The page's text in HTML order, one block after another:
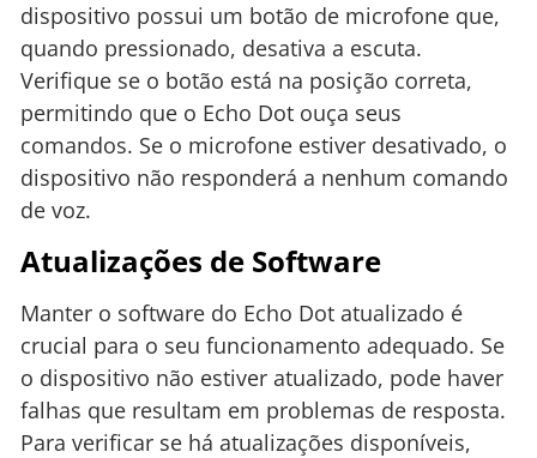
dispositivo possui um botão de microfone que,
quando pressionado, desativa a escuta.
Verifique se o botão está na posição correta,
permitindo que o Echo Dot ouça seus
comandos. Se o microfone estiver desativado, o
dispositivo não responderá a nenhum comando
de voz.
Atualizações de Software
Manter o software do Echo Dot atualizado é
crucial para o seu funcionamento adequado. Se
o dispositivo não estiver atualizado, pode haver
falhas que resultam em problemas de resposta.
Para verificar se há atualizações disponíveis,